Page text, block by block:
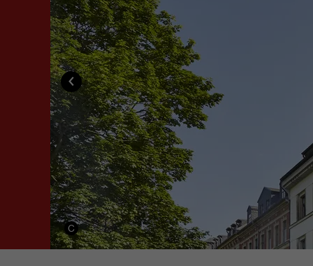
einem
Element,
verwenden
Navigieren
Schaltflächen
Zurück
‹